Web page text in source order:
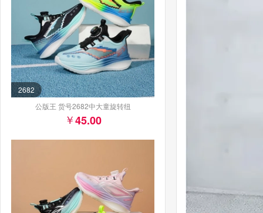
2682
公版王 货号2682中大童旋转纽
45.00